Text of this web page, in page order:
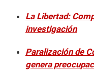
La Libertad:
investigación
Paralización de
genera